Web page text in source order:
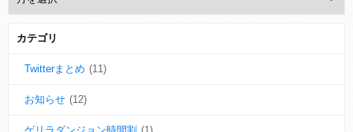
カテゴリ
Twitterまとめ (11)
お知らせ (12)